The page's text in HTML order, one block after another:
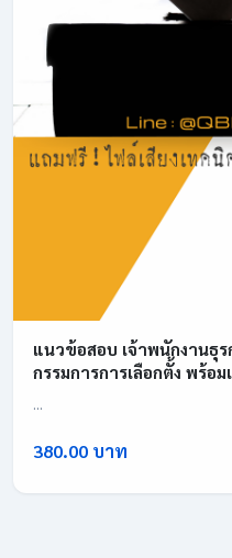
แนวข้อสอบ เจ้าพนักงานธุ
กรรมการการเลือกตั้ง พร้อม
...
380.00 บาท